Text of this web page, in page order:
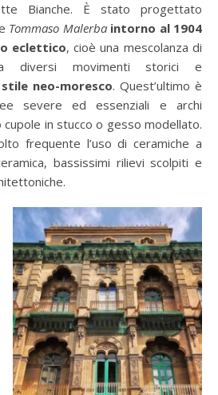
Bianche. È stato progettato
Tommaso Malerba intorno al 1904
eclettico, cioè una mescolanza di
diversi movimenti storici e
stile neo-moresco. Quest’ultimo è
severe ed essenziali e archi
in stucco o gesso modellato.
frequente l’uso di ceramiche a
bassissimi rilievi scolpiti e